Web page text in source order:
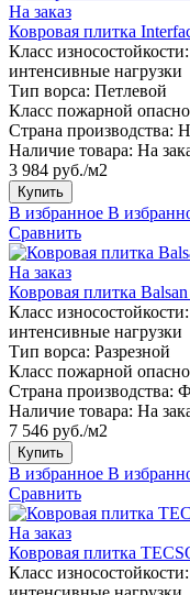
На заказ
Ковровая плитка
Класс износостойкости:
интенсивные нагрузки
Тип ворса: Петлевой
Класс пожарной
Страна производства:
Наличие товара: На
3 984 руб./м2
Купить
В избранное В
Сравнить
На заказ
Ковровая плитка
Класс износостойкости:
интенсивные нагрузки
Тип ворса: Разрезной
Класс пожарной
Страна производства:
Наличие товара: На
7 546 руб./м2
Купить
В избранное В
Сравнить
На заказ
Ковровая плитка
Класс износостойкости: